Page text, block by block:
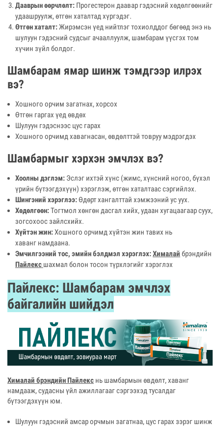
Дааврын өөрчлөлт: Прогестерон даавар гэдэсний хөдөлгөөнийг
удаашруулж, өтгөн хаталтад хүргэдэг.
Өтгөн хаталт:Жирэмсэн үед нийтлэг тохиолддог бөгөөд энэ нь
шулуун гэдэсний судсыг ачааллуулж, шамбарам үүсгэх том
хүчин зүйл болдог.
Шамбарам ямар шинж тэмдгээр илрэх
вэ?
Хошного орчим загатнах, хорсох
Өтгөн гаргах үед өвдөх
Шулуун гэдэснээс цус гарах
Хошного орчимд хавагнасан, өвдөлттэй товруу мэдрэгдэх
Шамбармыг хэрхэн эмчлэх вэ?
Хоолны дэглэм: Эслэг ихтэй хүнс (жимс, хүнсний ногоо, бүхэл
үрийн бүтээгдэхүүн) хэрэглэж, өтгөн хаталтаас сэргийлэх.
Шингэний хэрэглээ:Өдөрт хангалттай хэмжээний ус уух.
Хөдөлгөөн:Тогтмол хөнгөн дасгал хийх, удаан хугацаагаар суух,
зогсохоос зайлсхийх.
Хүйтэн жин:Хошного орчимд хүйтэн жин тавих нь
хаванг намдаана.
Эмчилгээний тос, эмийн бэлдмэл хэрэглэх:Хималай брэндийн
Пайлекс шахмал болон тосон түрхлэгийг хэрэглэх
Пайлекс: Шамбарам эмчлэх
байгалийн шийдэл
Хималай брэндийн Пайлекс нь шамбармын өвдөлт, хаванг
намдааж, судасны үйл ажиллагааг сэргээхэд тусалдаг
бүтээгдэхүүн юм.
Шулуун гэдэсний амсар орчмын загатнаа, цус гарах зэрэг шинж